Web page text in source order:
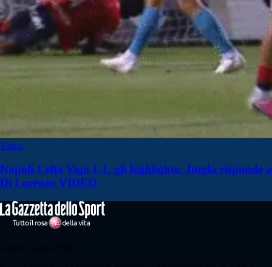
Video
Napoli-Celta Vigo 1-1, gli highlights: Jutglà risponde a
Di Lorenzo VIDEO